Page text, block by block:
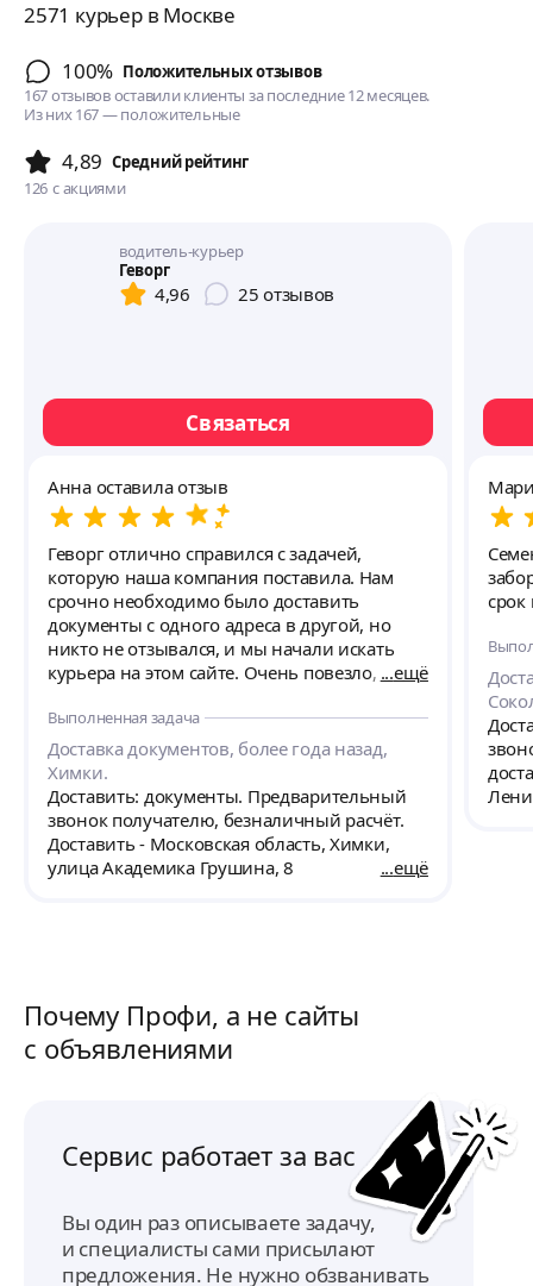
2571 курьер в Москве
100% Положительных отзывов
167 отзывов оставили клиенты за последние 12 месяцев.
Из них 167 — положительные
4,89 Cредний рейтинг
126 с акциями
водитель-курьер
Геворг
4,96 25 отзывов
Связаться
Анна оставила отзыв
Геворг отлично справился с задачей,
которую наша компания поставила. Нам
срочно необходимо было доставить
документы с одного адреса в другой, но
никто не отзывался, и мы начали искать
курьера на этом сайте. Очень повезло, что
выполнить услугу, очень оперативно и
качественно.
ещё
Выполненная задача
Доставка документов, более года назад,
Химки.
Доставить: документы. Предварительный
звонок получателю, безналичный расчёт.
Доставить - Московская область, Химки,
улица Академика Грушина, 8
ещё
срок
Почему Профи, а не сайты
с объявлениями
Сервис работает за вас
Вы один раз описываете задачу,
и специалисты сами присылают
предложения. Не нужно обзванивать